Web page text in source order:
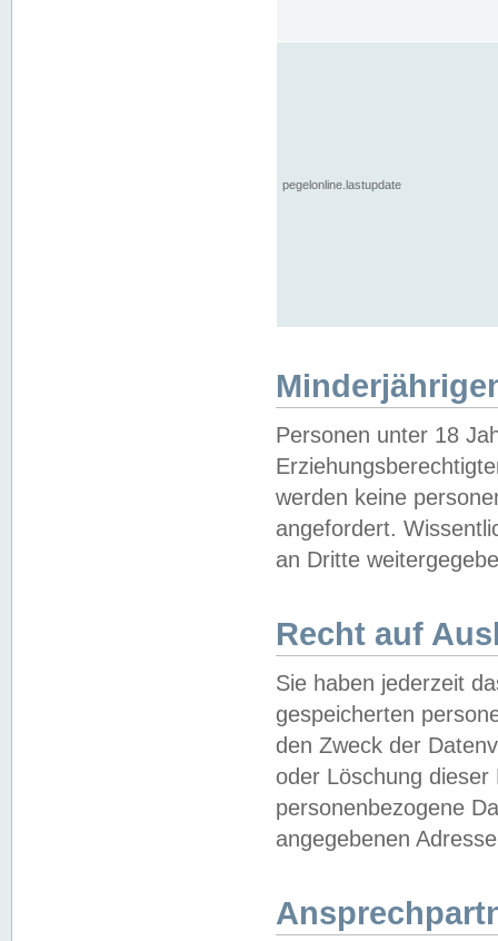
pegelonline.lastupdate
Personen unter 18
werden keine
angefordert.
an Dritte
Recht auf
Sie haben jederzeit
gespeicherten
den Zweck der
oder Löschung
personenbezogene
angegebenen